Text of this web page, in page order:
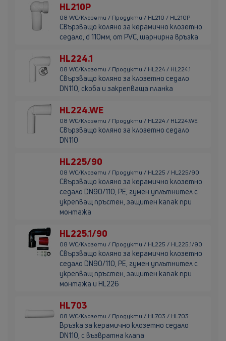
HL210P
08 WC/Клозети / Продукти / HL210 / HL210P
Свързващо коляно за керамично клозетно
седало, d 110мм, от PVC, шарнирна връзка
HL224.1
08 WC/Клозети / Продукти / HL224 / HL224.1
Свързващо коляно за клозетно седало
DN110, скоба и закрепваща планка
HL224.WE
08 WC/Клозети / Продукти / HL224 / HL224.WE
Свързващо коляно за клозетно седало
DN110
HL225/90
08 WC/Клозети / Продукти / HL225 / HL225/90
Свързващо коляно за керамично клозетно
седало DN90/110, РЕ, гумен уплътнител с
укрепващ пръстен, защитен капак при
монтажа
HL225.1/90
08 WC/Клозети / Продукти / HL225 / HL225.1/90
Свързващо коляно за керамично клозетно
седало DN90/110, РЕ, гумен уплътнител с
укрепващ пръстен, защитен капак при
монтажа и HL226
HL703
08 WC/Клозети / Продукти / HL703 / HL703
Връзка за керамично клозетно седало
DN110, с възвратна клапа